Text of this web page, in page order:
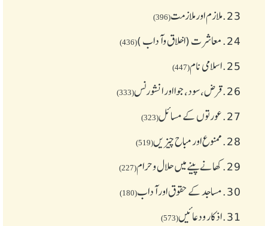
23. ملازم اور ملازمت(396)
24. معاشرت (اخلاق وآداب )(436)
25. اسلامی نام(447)
26. قرض،سود، جوا اور انشورنس(333)
27. عورتوں کے مسائل(323)
28. ممنوع اور مباح چیز یں(519)
29. کھانے پینے میں حلال و حرام(227)
30. مساجد کے حقوق اور آداب(180)
31. اذکار ودعائیں(573)